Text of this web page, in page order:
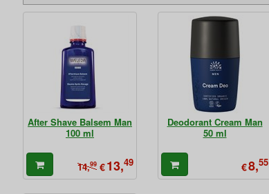
After Shave Balsem Man
100 ml
14,99 €13,49
Deodorant Cream Man
50 ml
€8,55